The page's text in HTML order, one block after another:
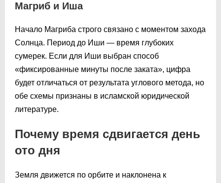
Магриб и Иша
Начало Магриба строго связано с моментом захода
Солнца. Период до Иши — время глубоких
сумерек. Если для Иши выбран способ
«фиксированные минуты после заката», цифра
будет отличаться от результата углового метода, но
обе схемы признаны в исламской юридической
литературе.
Почему время сдвигается день
ото дня
Земля движется по орбите и наклонена к